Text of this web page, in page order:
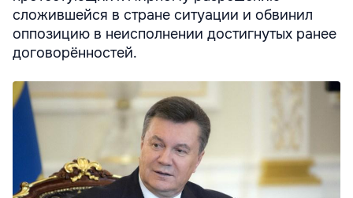
сложившейся в стране ситуации и обвинил
оппозицию в неисполнении достигнутых ранее
договорённостей.